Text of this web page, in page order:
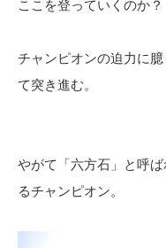
ここを登っていくのか？
チャンピオンの迫力に
て突き進む。
やがて「六方石」と呼
るチャンピオン。